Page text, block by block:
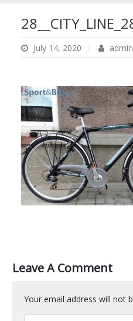
July 14, 2020 admin
Leave A Comment
Your email address will not